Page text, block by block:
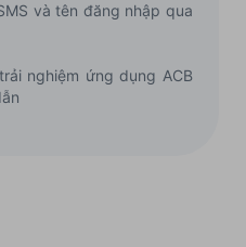
và tên đăng nhập qua
nghiệm ứng dụng ACB